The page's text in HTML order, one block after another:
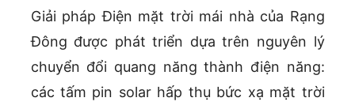
Giải pháp Điện mặt trời mái nhà của Rạng
Đông được phát triển dựa trên nguyên lý
chuyển đổi quang năng thành điện năng:
các tấm pin solar hấp thụ bức xạ mặt trời